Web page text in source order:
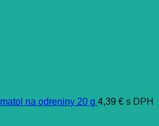
na odreniny 20 g 4,39 € s DPH